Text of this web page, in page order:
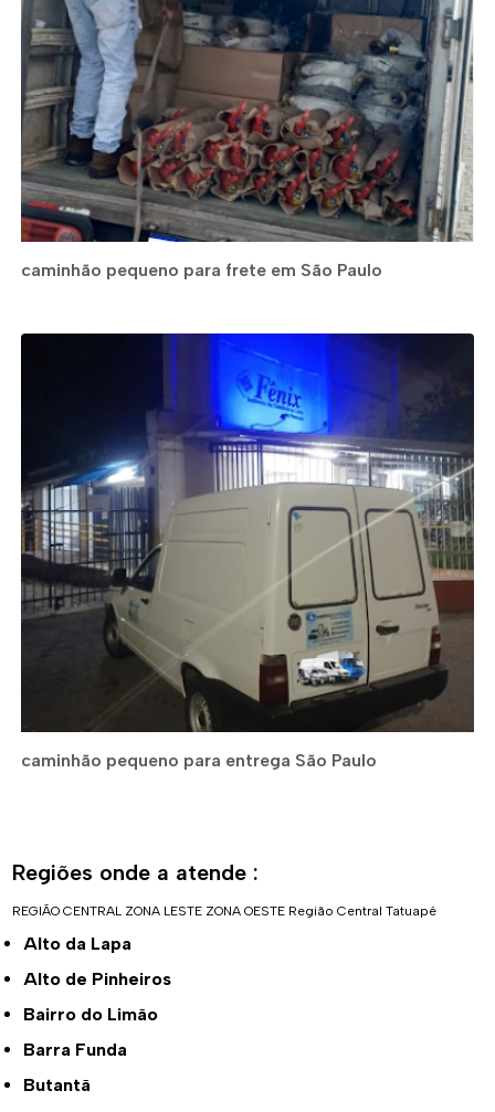
caminhão pequeno para frete em São Paulo
caminhão pequeno para entrega São Paulo
Regiões onde a atende :
REGIÃO CENTRAL ZONA LESTE ZONA OESTE Região Central Tatuapé
Alto da Lapa
Alto de Pinheiros
Bairro do Limão
Barra Funda
Butantã